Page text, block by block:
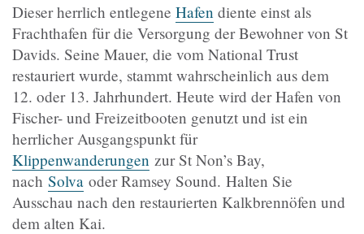
Dieser herrlich entlegene Hafen diente einst als
Frachthafen für die Versorgung der Bewohner von St
Davids. Seine Mauer, die vom National Trust
restauriert wurde, stammt wahrscheinlich aus dem
12. oder 13. Jahrhundert. Heute wird der Hafen von
Fischer- und Freizeitbooten genutzt und ist ein
herrlicher Ausgangspunkt für
Klippenwanderungen zur St Non’s Bay,
nach Solva oder Ramsey Sound. Halten Sie
Ausschau nach den restaurierten Kalkbrennöfen und
dem alten Kai.